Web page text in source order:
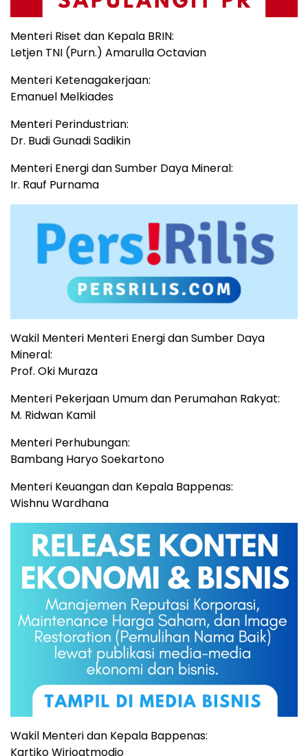
Menteri Riset dan Kepala BRIN:
Letjen TNI (Purn.) Amarulla Octavian
Menteri Ketenagakerjaan:
Emanuel Melkiades
Menteri Perindustrian:
Dr. Budi Gunadi Sadikin
Menteri Energi dan Sumber Daya Mineral:
Ir. Rauf Purnama
Wakil Menteri Menteri Energi dan Sumber Daya
Mineral:
Prof. Oki Muraza
Menteri Pekerjaan Umum dan Perumahan Rakyat:
M. Ridwan Kamil
Menteri Perhubungan:
Bambang Haryo Soekartono
Menteri Keuangan dan Kepala Bappenas:
Wishnu Wardhana
Wakil Menteri dan Kepala Bappenas:
Kartiko Wirjoatmodjo